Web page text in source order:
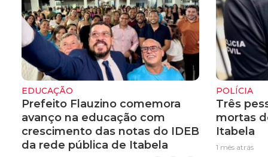
EDUCAÇÃO
Prefeito Flauzino comemora
avanço na educação com
crescimento das notas do IDEB
da rede pública de Itabela
POLÍCIA
Três
mortas
Itabela
1 mês atrás